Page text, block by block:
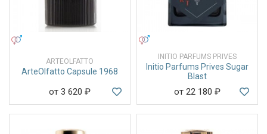
ARTEOLFATTO
ArteOlfatto Capsule 1968
от 3 620 ₽
INITIO PARFUMS PRIVES
Initio Parfums Prives Sugar
Blast
от 22 180 ₽